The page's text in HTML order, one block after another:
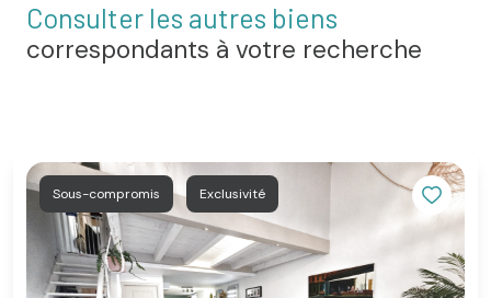
Consulter les autres biens
correspondants à votre recherche
Sous-compromis Exclusivité